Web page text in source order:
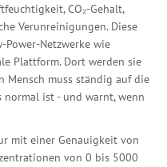
CO₂-Gehalt,
Verunreinigungen. Diese
Power-Netzwerke wie
Plattform. Dort werden sie
Mensch muss ständig auf die
normal ist - und warnt, wenn
mit einer Genauigkeit von
von 0 bis 5000